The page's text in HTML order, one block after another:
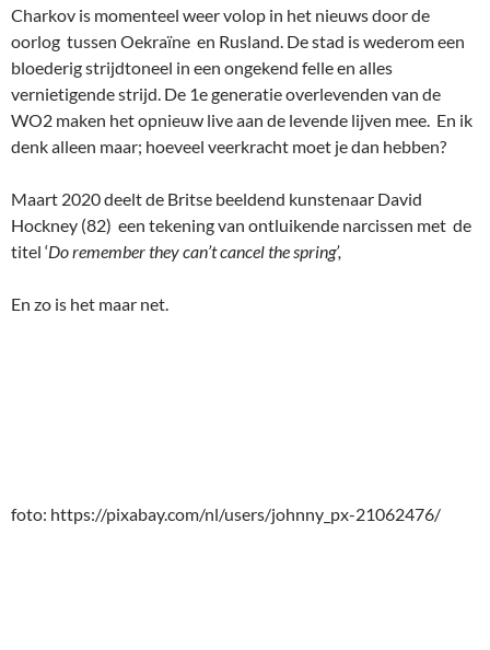
Charkov is momenteel weer volop in het nieuws door de
oorlog tussen Oekraïne en Rusland. De stad is wederom een
bloederig strijdtoneel in een ongekend felle en alles
vernietigende strijd. De 1e generatie overlevenden van de
WO2 maken het opnieuw live aan de levende lijven mee. En ik
denk alleen maar; hoeveel veerkracht moet je dan hebben?
Maart 2020 deelt de Britse beeldend kunstenaar David
Hockney (82) een tekening van ontluikende narcissen met de
titel ‘Do remember they can’t cancel the spring’,
En zo is het maar net.
foto: https://pixabay.com/nl/users/johnny_px-21062476/